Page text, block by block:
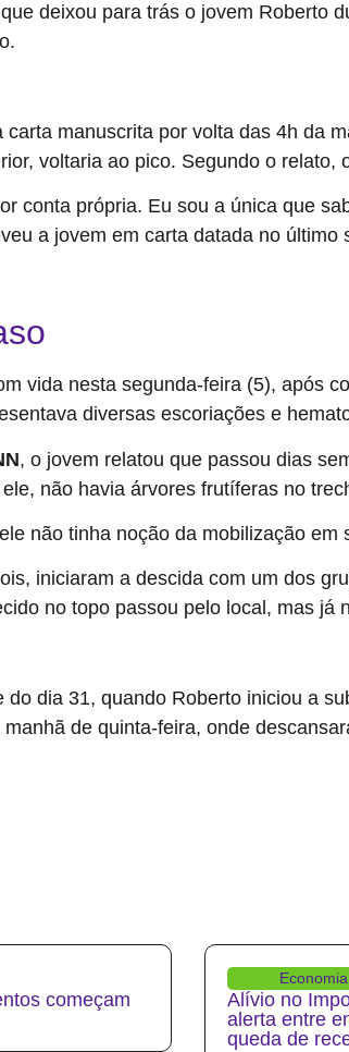
deixou para trás o jovem Roberto
manuscrita por volta das 4h da
voltaria ao pico. Segundo o
conta própria. Eu sou a única que
a jovem em carta datada no último
vida nesta segunda-feira (5), após
diversas escoriações e
, o jovem relatou que passou dias
não havia árvores frutíferas no
não tinha noção da mobilização
iniciaram a descida com um dos
no topo passou pelo local, mas já
do dia 31, quando Roberto iniciou a
de quinta-feira, onde
começam
Economia
Alívio no
alerta entre
queda de